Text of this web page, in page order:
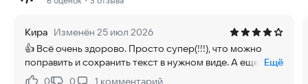
- Здоровье
- Карьера
- Отношения
- Финансы
Кира Изменён 25 июл 2026
👍 Всё очень здорово. Просто супер(!!!), что можно
поправить и сохранить текст в нужном виде. А еще, что
можно установить скорость и тон речи / 👎 Что не
Ещё
0 0 1 комментарий